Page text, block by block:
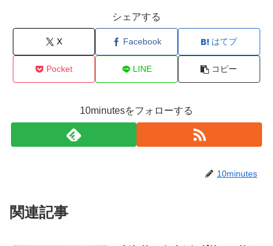
シェアする
X Facebook はてブ
Pocket LINE コピー
10minutesをフォローする
10minutes
関連記事